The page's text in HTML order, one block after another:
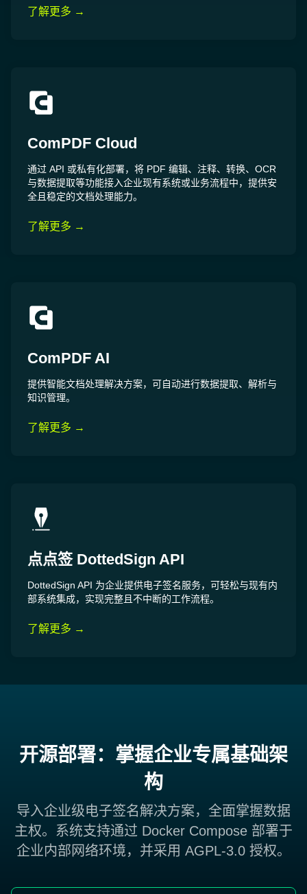
了解更多 →
ComPDF Cloud
通过 API 或私有化部署，将 PDF 编辑、注释、转换、OCR
与数据提取等功能接入企业现有系统或业务流程中，提供安
全且稳定的文档处理能力。
了解更多 →
ComPDF AI
提供智能文档处理解决方案，可自动进行数据提取、解析与
知识管理。
了解更多 →
点点签 DottedSign API
DottedSign API 为企业提供电子签名服务，可轻松与现有内
部系统集成，实现完整且不中断的工作流程。
了解更多 →
开源部署：掌握企业专属基础架
构
导入企业级电子签名解决方案，全面掌握数据
主权。系统支持通过 Docker Compose 部署于
企业内部网络环境，并采用 AGPL-3.0 授权。